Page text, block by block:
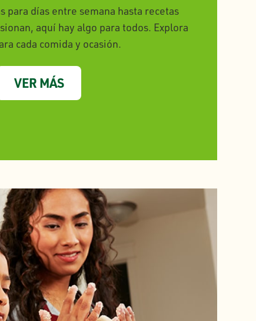
para días entre semana hasta recetas
aquí hay algo para todos. Explora
cada comida y ocasión.
VER MÁS